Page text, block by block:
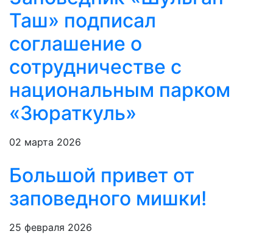
Таш» подписал
соглашение о
сотрудничестве с
национальным парком
«Зюраткуль»
02 марта 2026
Большой привет от
заповедного мишки!
25 февраля 2026